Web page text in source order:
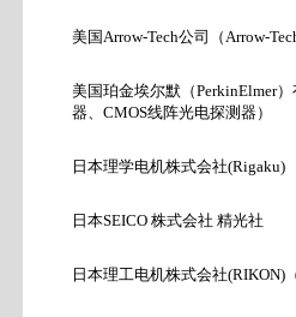
美国Arrow-Tech公司 （Arrow-
美国珀金埃尔默（PerkinElmer）
器、 CMOS线阵光电探测器）
日本理学电机株式会社(Rigaku)
日本SEICO 株式会社 精光社
日本理工电机株式会社(RIKON)